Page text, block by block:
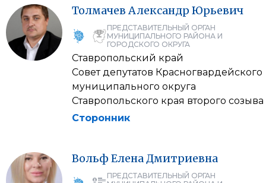
Толмачев Александр Юрьевич
ПРЕДСТАВИТЕЛЬНЫЙ ОРГАН
МУНИЦИПАЛЬНОГО РАЙОНА И
ГОРОДСКОГО ОКРУГА
Ставропольский край
Совет депутатов Красногвардейского
муниципального округа
Ставропольского края второго созыва
Сторонник
Вольф ЕленаДмитриевна
ПРЕДСТАВИТЕЛЬНЫЙ ОРГАН